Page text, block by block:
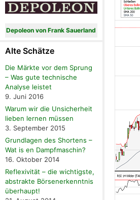
Depoleon von Frank Sauerland
Alte Schätze
Die Märkte vor dem Sprung
– Was gute technische
Analyse leistet
9. Juni 2016
Warum wir die Unsicherheit
lieben lernen müssen
3. September 2015
Grundlagen des Shortens –
Wat is en Dampfmaschin?
16. Oktober 2014
Reflexivität – die wichtigste,
abstrakte Börsenerkenntnis
überhaupt!